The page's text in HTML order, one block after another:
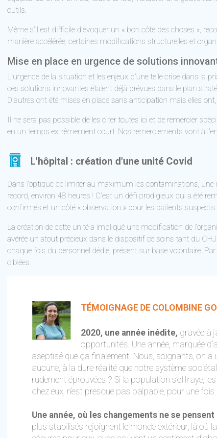
outils.
Même s’il est difficile d’évoquer un « bon côté des choses »,
manière accélérée, certaines modifications structurelles et
Mise en place en urgence de solutions
L’urgence de la situation et les enjeux d’une telle crise dans
ces solutions innovantes étaient déjà prévues dans le plan
D’autres ont été mises en place sans anticipation mais elles
Il ne sera pas possible de les citer toutes ici et de remercier
en un temps extrêmement court. Nos remerciements vont à
L'hôpital : création d'une unité Covid
Dans l’optique de limiter au maximum les contaminations, une
record, environ 48 heures ! C’est un défi prodigieux qui a été
confirmés et un côté « observation » pour les patients
La création de cette unité a impliqué une modification de
avérée un atout précieux dans le dispositif de soins tant du
chaque fois du personnel dédié, présent sur base volontaire.
ciblées.
TÉMOIGNAGE DE COLOMBINE
2020, une année inédite, gravée à
opportunités. Une année, marquée
aseptisé que ça finalement. Nous, soignants, on
aucune, à la dure réalité que notre système
rudement éprouvées ? Si la population s’effraye,
chez eux, n’est presque pas palpable, pour une
Une année, où les changements ne se
plus stabilisés rejoignent le monde extérieur, là où